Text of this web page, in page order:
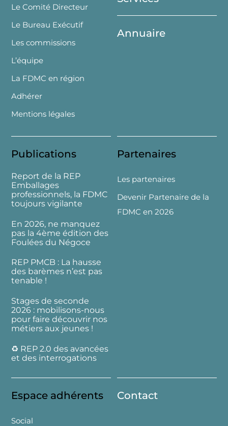
Le Comité Directeur
Le Bureau Exécutif
Les commissions
L’équipe
La FDMC en région
Adhérer
Mentions légales
Annuaire
Publications
Report de la REP
Emballages
professionnels, la FDMC
toujours vigilante
En 2026, ne manquez
pas la 4ème édition des
Foulées du Négoce
REP PMCB : La hausse
des barèmes n’est pas
tenable !
Stages de seconde
2026 : mobilisons-nous
pour faire découvrir nos
métiers aux jeunes !
♻️ REP 2.0 des avancées
et des interrogations
Partenaires
Les partenaires
Devenir Partenaire de la
FDMC en 2026
Espace adhérents
Social
Contact